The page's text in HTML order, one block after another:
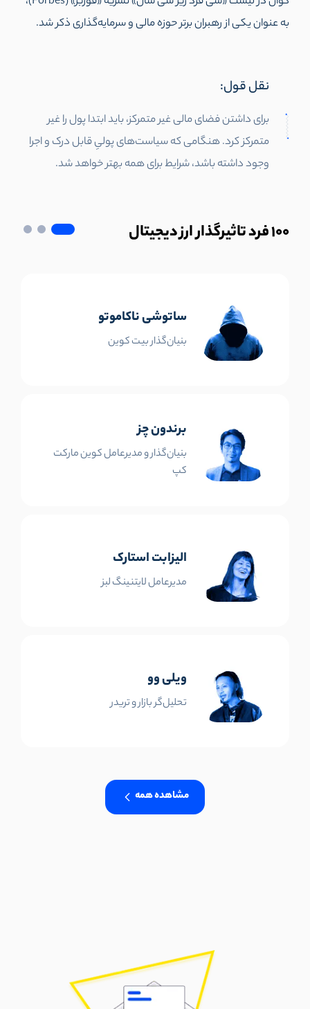
به عنوان یکی از رهبران برتر حوزه مالی و سرمایه‌گذاری ذکر شد.
نقل قول:
برای داشتن فضای مالی غیر متمرکز، باید ابتدا پول را غیر
متمرکز کرد. هنگامی که سیاست‌های پولیِ قابل درک و اجرا
وجود داشته باشد، شرایط برای همه بهتر خواهد شد.
100فرد تاثیرگذار ارز دیجیتال
ساتوشی ناکاموتو
بنیان‌گذار بیت کوین
برندون چز
بنیان‌گذار و مدیرعامل کوین مارکت
کپ
الیزابت استارک
مدیرعامل لایتنینگ لبز
ویلی وو
تحلیل‌گر بازار و تریدر
مشاهده همه